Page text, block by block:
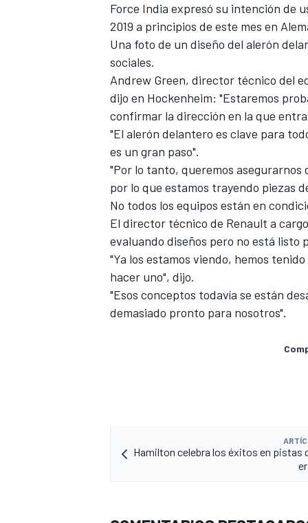
WRC
Force India expresó su intención de
2019 a principios de este mes en
Una foto de un diseño del alerón
sociales.
Andrew Green, director técnico del
dijo en Hockenheim: "Estaremos
confirmar la dirección en la que
"El alerón delantero es clave para
es un gran paso".
"Por lo tanto, queremos
por lo que estamos trayendo piezas
No todos los equipos están en
El director técnico de Renault a
evaluando diseños pero no está listo
"Ya los estamos viendo, hemos
hacer uno", dijo.
"Esos conceptos todavía se están
demasiado pronto para nosotros".
Hamilton celebra los éxitos en pistas